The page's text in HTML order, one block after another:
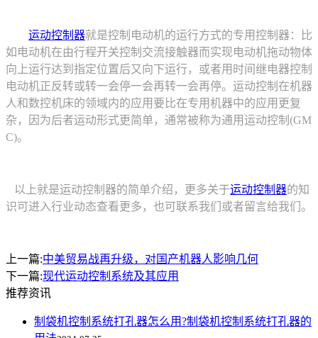
运动控制器就是控制电动机的运行方式的专用控制器：比
如电动机在由行程开关控制交流接触器而实现电动机拖动物体
向上运行达到指定位置后又向下运行，或者用时间继电器控制
电动机正反转或转一会停一会再转一会再停。运动控制在机器
人和数控机床的领域内的应用要比在专用机器中的应用更复
杂，因为后者运动形式更简单，通常被称为通用运动控制(GM
C)。
以上就是运动控制器的简单介绍，更多关于运动控制器的知
识可进入行业动态查看更多，也可联系我们或者留言给我们。
上一篇:中美贸易战再升级，对国产机器人影响几何
下一篇:现代运动控制系统及其应用
推荐资讯
制袋机控制系统打孔器怎么用?制袋机控制系统打孔器的